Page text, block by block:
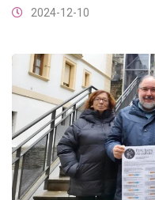
2024-12-10